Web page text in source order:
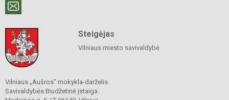
Steigėjas
Vilniaus miesto savivaldybė
Vilniaus „Aušros” mokykla-darželis
Savivaldybės Biudžetinė įstaiga.